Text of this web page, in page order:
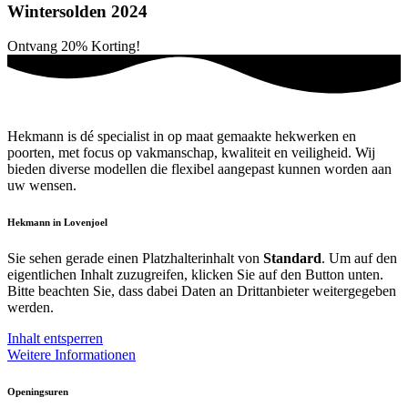
Wintersolden 2024
Ontvang 20% Korting!
Hekmann is dé specialist in op maat gemaakte hekwerken en
poorten, met focus op vakmanschap, kwaliteit en veiligheid. Wij
bieden diverse modellen die flexibel aangepast kunnen worden aan
uw wensen.
Hekmann in Lovenjoel
Sie sehen gerade einen Platzhalterinhalt von Standard. Um auf den
eigentlichen Inhalt zuzugreifen, klicken Sie auf den Button unten.
Bitte beachten Sie, dass dabei Daten an Drittanbieter weitergegeben
werden.
Inhalt entsperren
Weitere Informationen
Openingsuren